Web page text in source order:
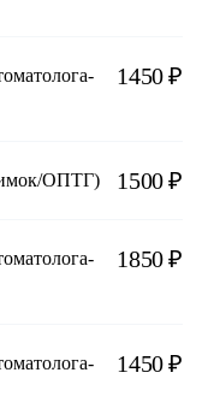
1450 ₽
ОПТГ) 1500 ₽
1850 ₽
1450 ₽